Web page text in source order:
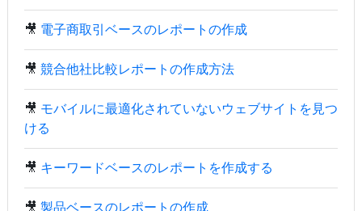
🎥 電子商取引ベースのレポートの作成
🎥 競合他社比較レポートの作成方法
🎥 モバイルに最適化されていないウェブサイトを見つ
ける
🎥 キーワードベースのレポートを作成する